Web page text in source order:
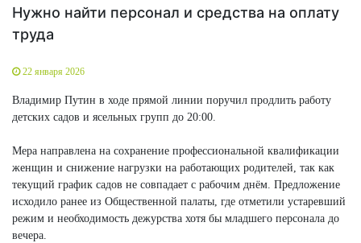
Нужно найти персонал и средства на оплату
труда
22 января 2026
Владимир Путин в ходе прямой линии поручил продлить работу
детских садов и ясельных групп до 20:00.
Мера направлена на сохранение профессиональной квалификации
женщин и снижение нагрузки на работающих родителей, так как
текущий график садов не совпадает с рабочим днём. Предложение
исходило ранее из Общественной палаты, где отметили устаревший
режим и необходимость дежурства хотя бы младшего персонала до
вечера.